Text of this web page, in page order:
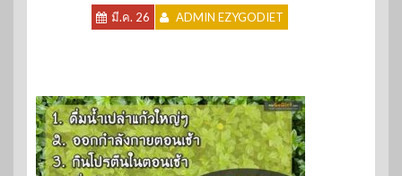
มี.ค. 26 ADMIN EZYGODIET